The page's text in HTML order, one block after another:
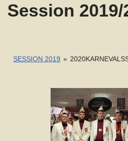
Session 2019/
SESSION 2019 »